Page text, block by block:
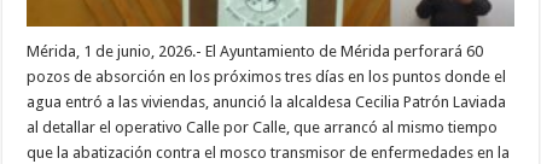
Mérida, 1 de junio, 2026.- El Ayuntamiento de Mérida perforará 60
pozos de absorción en los próximos tres días en los puntos donde el
agua entró a las viviendas, anunció la alcaldesa Cecilia Patrón Laviada
al detallar el operativo Calle por Calle, que arrancó al mismo tiempo
que la abatización contra el mosco transmisor de enfermedades en la